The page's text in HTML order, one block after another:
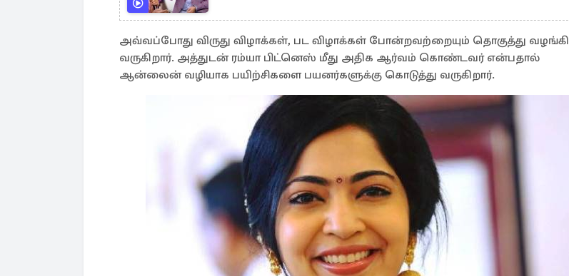
அவ்வப்போது விருது விழாக்கள், பட விழாக்கள் போன்றவற்றையும் தொகுத்து வழங்கி
வருகிறார். அத்துடன் ரம்யா பிட்னெஸ் மீது அதிக ஆர்வம் கொண்டவர் என்பதால்
ஆன்லைன் வழியாக பயிற்சிகளை பயனர்களுக்கு கொடுத்து வருகிறார்.